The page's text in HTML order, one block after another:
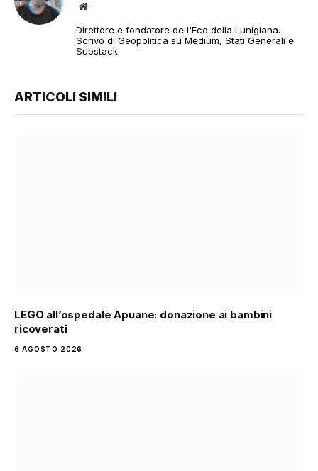
Sito
Direttore e fondatore de l'Eco della Lunigiana.
Scrivo di Geopolitica su Medium, Stati Generali e
Substack.
ARTICOLI SIMILI
LEGO all’ospedale Apuane: donazione ai bambini
ricoverati
6 AGOSTO 2026